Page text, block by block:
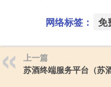
网络标签： 免
上一篇
苏酒终端服务平台（苏